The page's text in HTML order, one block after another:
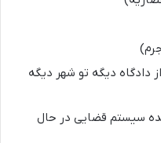
دادگاه دیگه تو شهر دیگه
سیستم قضایی در حال